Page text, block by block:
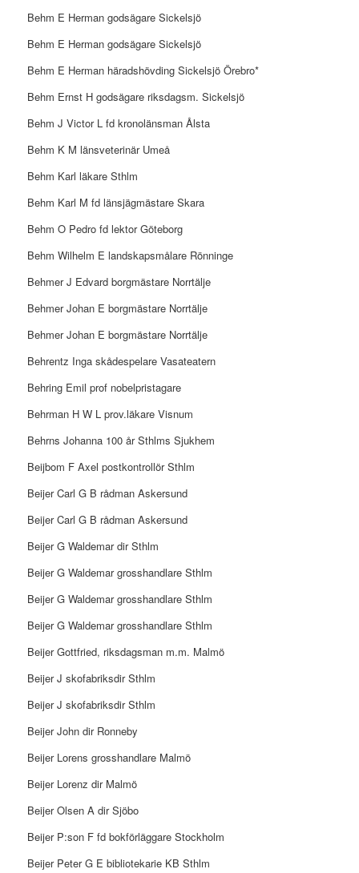
Behm E Herman godsägare Sickelsjö
Behm E Herman godsägare Sickelsjö
Behm E Herman häradshövding Sickelsjö Örebro*
Behm Ernst H godsägare riksdagsm. Sickelsjö
Behm J Victor L fd kronolänsman Ålsta
Behm K M länsveterinär Umeå
Behm Karl läkare Sthlm
Behm Karl M fd länsjägmästare Skara
Behm O Pedro fd lektor Göteborg
Behm Wilhelm E landskapsmålare Rönninge
Behmer J Edvard borgmästare Norrtälje
Behmer Johan E borgmästare Norrtälje
Behmer Johan E borgmästare Norrtälje
Behrentz Inga skådespelare Vasateatern
Behring Emil prof nobelpristagare
Behrman H W L prov.läkare Visnum
Behrns Johanna 100 år Sthlms Sjukhem
Beijbom F Axel postkontrollör Sthlm
Beijer Carl G B rådman Askersund
Beijer Carl G B rådman Askersund
Beijer G Waldemar dir Sthlm
Beijer G Waldemar grosshandlare Sthlm
Beijer G Waldemar grosshandlare Sthlm
Beijer G Waldemar grosshandlare Sthlm
Beijer Gottfried, riksdagsman m.m. Malmö
Beijer J skofabriksdir Sthlm
Beijer J skofabriksdir Sthlm
Beijer John dir Ronneby
Beijer Lorens grosshandlare Malmö
Beijer Lorenz dir Malmö
Beijer Olsen A dir Sjöbo
Beijer P:son F fd bokförläggare Stockholm
Beijer Peter G E bibliotekarie KB Sthlm